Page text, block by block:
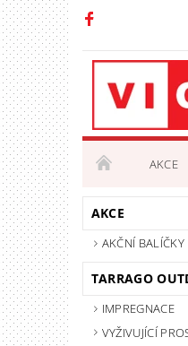
AKCE
OBCHODNÍ
AKCE
AKČNÍ BALÍČKY
TARRAGO
IMPREGNACE
VYŽIVUJÍCÍ